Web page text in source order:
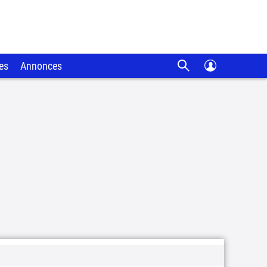
Annonces